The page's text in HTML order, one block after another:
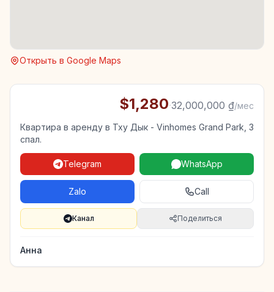
Открыть в Google Maps
$1,280·32,000,000 ₫/мес
Квартира в аренду в Тху Дык - Vinhomes Grand Park, 3
спал.
Telegram WhatsApp
Zalo Call
Канал Поделиться
Анна